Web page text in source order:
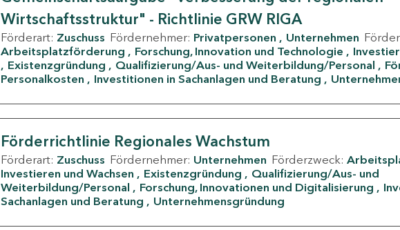
Wirtschaftsstruktur" - Richtlinie GRW RIGA
Förderart: Zuschuss Fördernehmer: Privatpersonen Unternehmen
Arbeitsplatzförderung
Forschung, Innovation und Technologie
Existenzgründung
Qualifizierung/Aus- und Weiterbildung/Personal
Personalkosten
Investitionen in Sachanlagen und Beratung
Förderrichtlinie Regionales Wachstum
Förderart: Zuschuss Fördernehmer: Unternehmen Förderzweck:
Investieren und Wachsen
Existenzgründung
Qualifizierung/Aus- und
Weiterbildung/Personal
Forschung, Innovationen und Digitalisierung
Sachanlagen und Beratung
Unternehmensgründung